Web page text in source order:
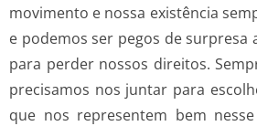
movimento e nossa existência
e podemos ser pegos de
para perder nossos direitos.
precisamos nos juntar para
que nos representem bem